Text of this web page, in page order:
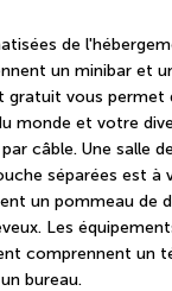
de
un minibar et
gratuit vous permet
monde et votre
câble. Une salle
séparées est à
un pommeau de
Les
comprennent un
bureau.